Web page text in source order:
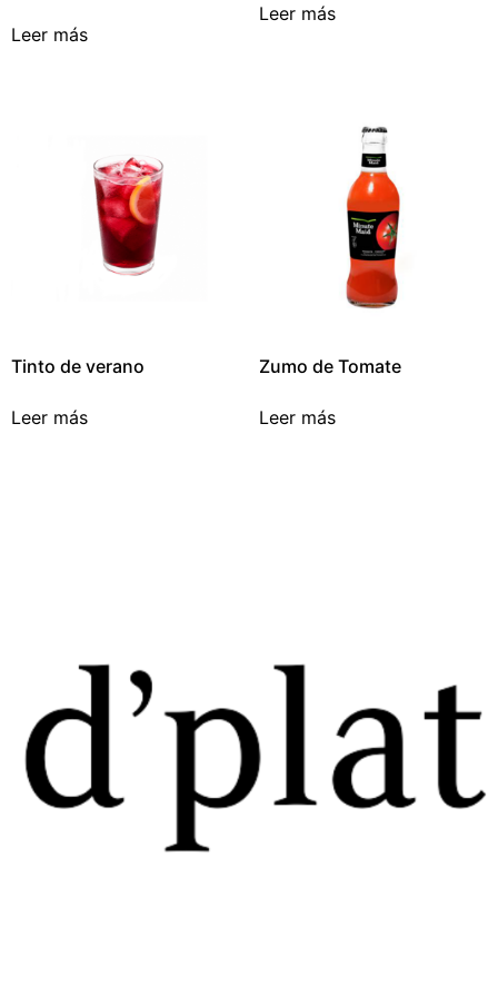
Leer más
Leer más
Tinto de verano
Leer más
Zumo de Tomate
Leer más